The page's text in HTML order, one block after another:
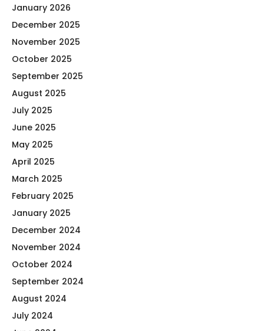
January 2026
December 2025
November 2025
October 2025
September 2025
August 2025
July 2025
June 2025
May 2025
April 2025
March 2025
February 2025
January 2025
December 2024
November 2024
October 2024
September 2024
August 2024
July 2024